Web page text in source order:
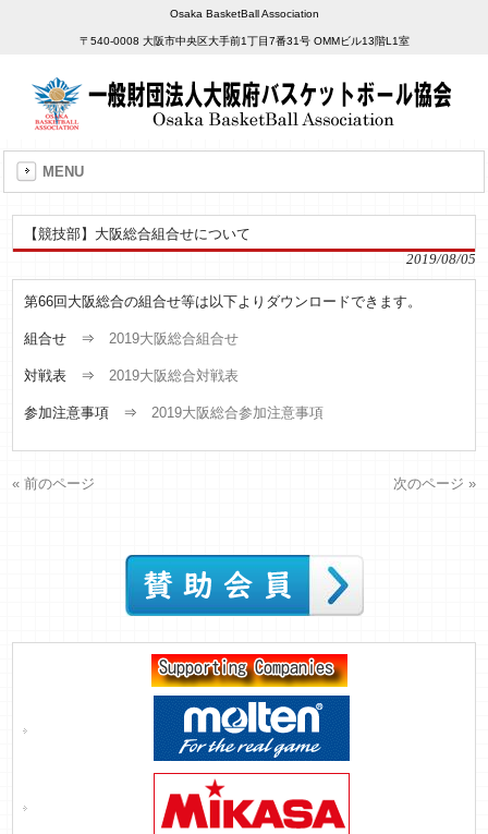
Osaka BasketBall Association
〒540-0008 大阪市中央区大手前1丁目7番31号 OMMビル13階L1室
MENU
【競技部】大阪総合組合せについて
2019/08/05
第66回大阪総合の組合せ等は以下よりダウンロードできます。
組合せ ⇒2019大阪総合組合せ
対戦表 ⇒2019大阪総合対戦表
参加注意事項 ⇒2019大阪総合参加注意事項
« 前のページ 次のページ »